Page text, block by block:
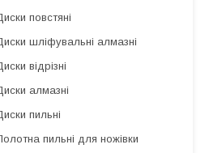
повстяні
шліфувальні алмазні
відрізні
алмазні
пильні
пильні для ножівки